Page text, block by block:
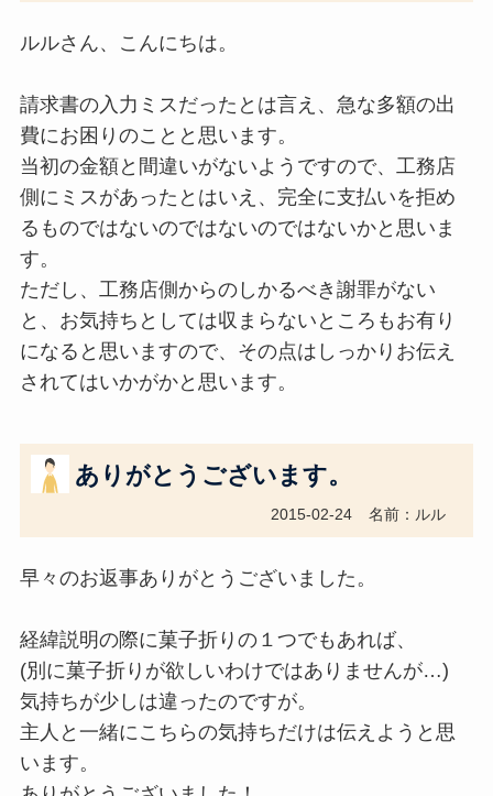
ルルさん、こんにちは。
請求書の入力ミスだったとは言え、急な多額の出
費にお困りのことと思います。
当初の金額と間違いがないようですので、工務店
側にミスがあったとはいえ、完全に支払いを拒め
るものではないのではないのではないかと思いま
す。
ただし、工務店側からのしかるべき謝罪がない
と、お気持ちとしては収まらないところもお有り
になると思いますので、その点はしっかりお伝え
されてはいかがかと思います。
ありがとうございます。
2015-02-24 名前：ルル
早々のお返事ありがとうございました。
経緯説明の際に菓子折りの１つでもあれば、
(別に菓子折りが欲しいわけではありませんが…)
気持ちが少しは違ったのですが。
主人と一緒にこちらの気持ちだけは伝えようと思
います。